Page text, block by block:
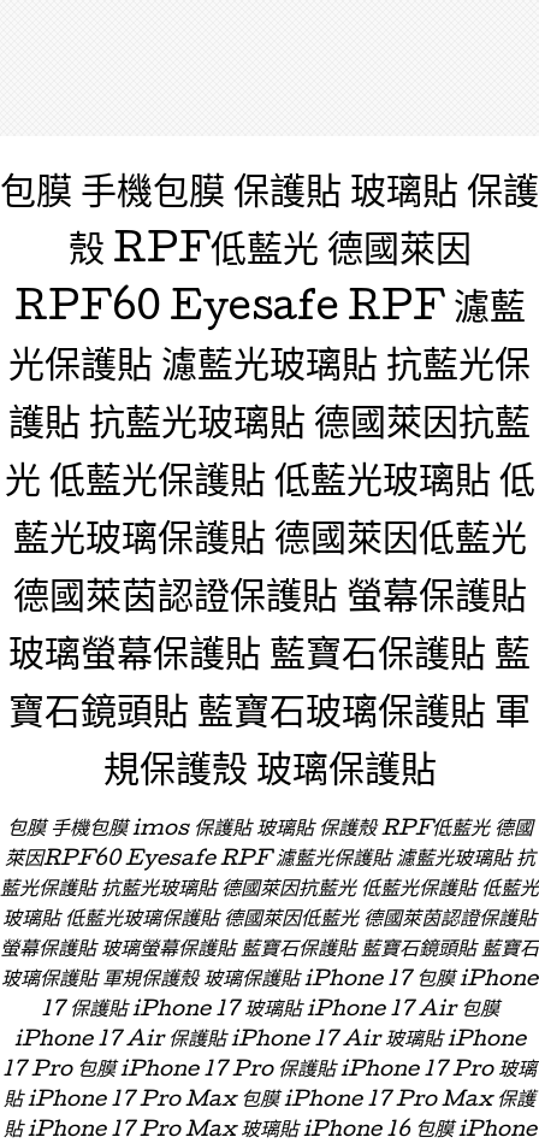
包膜 手機包膜 保護貼 玻璃貼 保護
殼 RPF低藍光 德國萊因
RPF60 Eyesafe RPF 濾藍
光保護貼 濾藍光玻璃貼 抗藍光保
護貼 抗藍光玻璃貼 德國萊因抗藍
光 低藍光保護貼 低藍光玻璃貼 低
藍光玻璃保護貼 德國萊因低藍光
德國萊茵認證保護貼 螢幕保護貼
玻璃螢幕保護貼 藍寶石保護貼 藍
寶石鏡頭貼 藍寶石玻璃保護貼 軍
規保護殼 玻璃保護貼
包膜 手機包膜 imos 保護貼 玻璃貼 保護殼 RPF低藍光 德國
萊因RPF60 Eyesafe RPF 濾藍光保護貼 濾藍光玻璃貼 抗
藍光保護貼 抗藍光玻璃貼 德國萊因抗藍光 低藍光保護貼 低藍光
玻璃貼 低藍光玻璃保護貼 德國萊因低藍光 德國萊茵認證保護貼
螢幕保護貼 玻璃螢幕保護貼 藍寶石保護貼 藍寶石鏡頭貼 藍寶石
玻璃保護貼 軍規保護殼 玻璃保護貼 iPhone 17 包膜 iPhone
17 保護貼 iPhone 17 玻璃貼 iPhone 17 Air 包膜
iPhone 17 Air 保護貼 iPhone 17 Air 玻璃貼 iPhone
17 Pro 包膜 iPhone 17 Pro 保護貼 iPhone 17 Pro 玻璃
貼 iPhone 17 Pro Max 包膜 iPhone 17 Pro Max 保護
貼 iPhone 17 Pro Max 玻璃貼 iPhone 16 包膜 iPhone